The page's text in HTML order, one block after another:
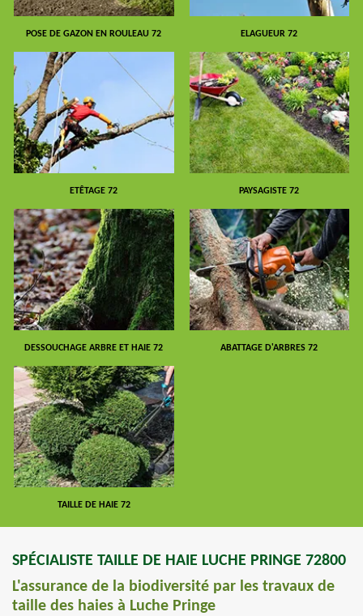
POSE DE GAZON EN ROULEAU 72 ELAGUEUR 72
ETÊTAGE 72 PAYSAGISTE 72
DESSOUCHAGE ARBRE ET HAIE 72 ABATTAGE D'ARBRES 72
TAILLE DE HAIE 72
SPÉCIALISTE TAILLE DE HAIE LUCHE PRINGE 72800
L'assurance de la biodiversité par les travaux de
taille des haies à Luche Pringe